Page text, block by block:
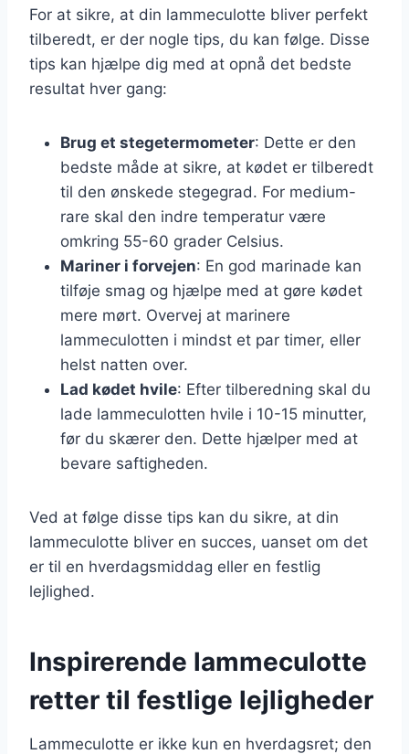
For at sikre, at din lammeculotte bliver perfekt
tilberedt, er der nogle tips, du kan følge. Disse
tips kan hjælpe dig med at opnå det bedste
resultat hver gang:
Brug et stegetermometer: Dette er den
bedste måde at sikre, at kødet er tilberedt
til den ønskede stegegrad. For medium-
rare skal den indre temperatur være
omkring 55-60 grader Celsius.
Mariner i forvejen: En god marinade kan
tilføje smag og hjælpe med at gøre kødet
mere mørt. Overvej at marinere
lammeculotten i mindst et par timer, eller
helst natten over.
Lad kødet hvile: Efter tilberedning skal du
lade lammeculotten hvile i 10-15 minutter,
før du skærer den. Dette hjælper med at
bevare saftigheden.
Ved at følge disse tips kan du sikre, at din
lammeculotte bliver en succes, uanset om det
er til en hverdagsmiddag eller en festlig
lejlighed.
Inspirerende lammeculotte
retter til festlige lejligheder
Lammeculotte er ikke kun en hverdagsret; den